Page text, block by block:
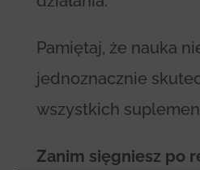
Pamiętaj, że nauka
jednoznacznie
wszystkich
Zanim sięgniesz po